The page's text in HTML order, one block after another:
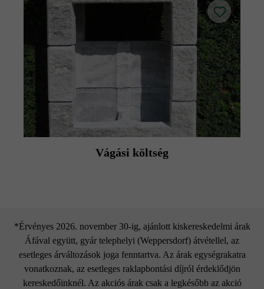
Vágási költség
*Érvényes 2026. november 30-ig, ajánlott kiskereskedelmi árak
Áfával együtt, gyár telephelyi (Weppersdorf) átvétellel, az
esetleges árváltozások joga fenntartva. Az árak egységrakatra
vonatkoznak, az esetleges raklapbontási díjról érdeklődjön
kereskedőinknél. Az akciós árak csak a legkésőbb az akció